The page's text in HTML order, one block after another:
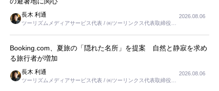
長木 利通
ツーリズムメディアサービス代表 / ㈱ツーリンクス代表取締役社
2026.08.06
Booking.com、夏旅の「隠れた名所」を提案 自然と静寂を求め
る旅行者が増加
長木 利通
ツーリズムメディアサービス代表 / ㈱ツーリンクス代表取締役社
2026.08.06